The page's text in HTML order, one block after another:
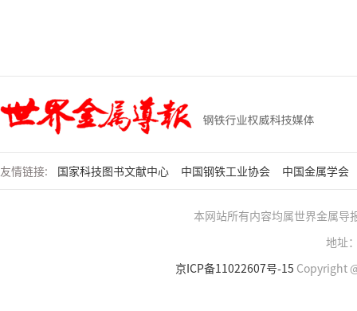
友情链接: 国家科技图书文献中心 中国钢铁工业协会 中国金属学会
本网站所有内容均属世界金属导
地址
京ICP备11022607号-15 Copyright